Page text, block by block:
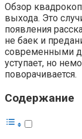
Обзор
выхода. Это
появления
не баек и
современными
уступает, но
поворачивается.
Содержание